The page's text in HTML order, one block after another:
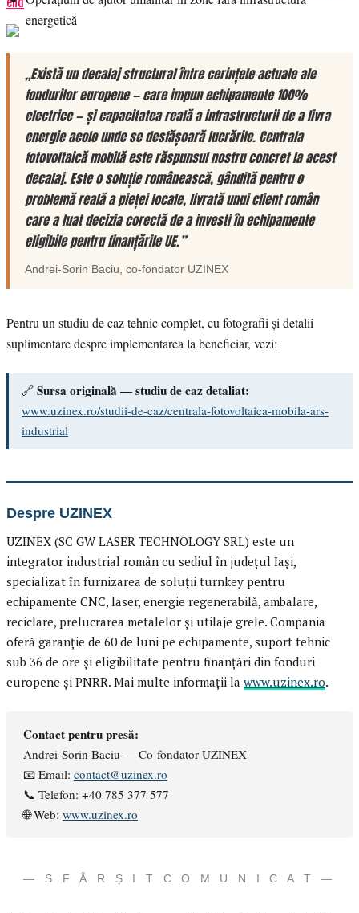
energetică
„Există un decalaj structural între cerințele actuale ale
fondurilor europene — care impun echipamente 100%
electrice — și capacitatea reală a infrastructurii de a livra
energie acolo unde se desfășoară lucrările. Centrala
fotovoltaică mobilă este răspunsul nostru concret la acest
decalaj. Este o soluție românească, gândită pentru o
problemă reală a pieței locale, livrată unui client român
care a luat decizia corectă de a investi în echipamente
eligibile pentru finanțările UE.”
Andrei-Sorin Baciu, co-fondator UZINEX
Pentru un studiu de caz tehnic complet, cu fotografii și detalii
suplimentare despre implementarea la beneficiar, vezi:
🔗 Sursa originală — studiu de caz detaliat:
www.uzinex.ro/studii-de-caz/centrala-fotovoltaica-mobila-ars-
industrial
Despre UZINEX
UZINEX (SC GW LASER TECHNOLOGY SRL) este un
integrator industrial român cu sediul în județul Iași,
specializat în furnizarea de soluții turnkey pentru
echipamente CNC, laser, energie regenerabilă, ambalare,
reciclare, prelucrarea metalelor și utilaje grele. Compania
oferă garanție de 60 de luni pe echipamente, suport tehnic
sub 36 de ore și eligibilitate pentru finanțări din fonduri
europene și PNRR. Mai multe informații la www.uzinex.ro.
Contact pentru presă:
Andrei-Sorin Baciu — Co-fondator UZINEX
📧 Email: contact@uzinex.ro
📞 Telefon: +40 785 377 577
🌐 Web: www.uzinex.ro
— S F Â R Ș I T C O M U N I C A T —